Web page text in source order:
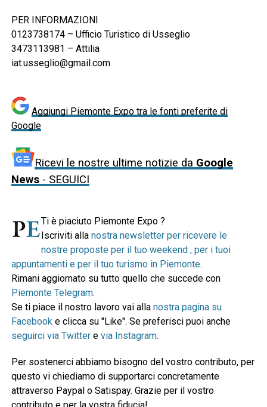
PER INFORMAZIONI
0123738174 – Ufficio Turistico di Usseglio
3473113981 – Attilia
iat.usseglio@gmail.com
Aggiungi Piemonte Expo tra le fonti preferite di
Google
Ricevi le nostre ultime notizie da Google
News- SEGUICI
Ti è piaciuto Piemonte Expo ?
Iscriviti alla nostra newsletter per ricevere le
nostre proposte per il tuo weekend , per i tuoi
appuntamenti e per il tuo turismo in Piemonte.
Rimani aggiornato su tutto quello che succede con
Piemonte Telegram.
Se ti piace il nostro lavoro vai alla nostra pagina su
Facebook e clicca su "Like". Se preferisci puoi anche
seguirci via Twittere via Instagram.
Per sostenerci abbiamo bisogno del vostro contributo, per
questo vi chiediamo di supportarci concretamente
attraverso Paypal o Satispay. Grazie per il vostro
contributo e per la vostra fiducia!